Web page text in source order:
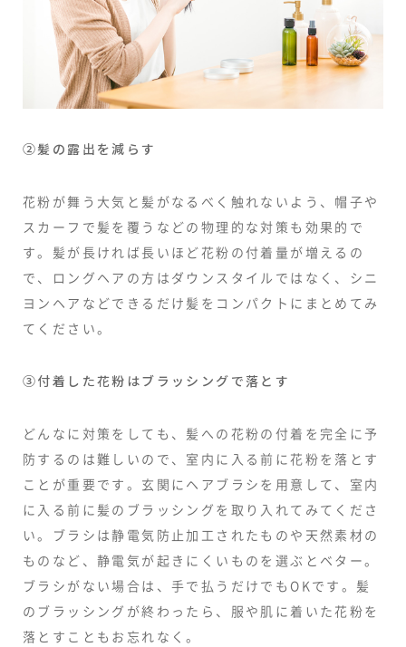
②髪の露出を減らす
花粉が舞う大気と髪がなるべく触れないよう、帽子や
スカーフで髪を覆うなどの物理的な対策も効果的で
す。髪が長ければ長いほど花粉の付着量が増えるの
で、ロングヘアの方はダウンスタイルではなく、シニ
ヨンヘアなどできるだけ髪をコンパクトにまとめてみ
てください。
③付着した花粉はブラッシングで落とす
どんなに対策をしても、髪への花粉の付着を完全に予
防するのは難しいので、室内に入る前に花粉を落とす
ことが重要です。玄関にヘアブラシを用意して、室内
に入る前に髪のブラッシングを取り入れてみてくださ
い。ブラシは静電気防止加工されたものや天然素材の
ものなど、静電気が起きにくいものを選ぶとベター。
ブラシがない場合は、手で払うだけでもOKです。髪
のブラッシングが終わったら、服や肌に着いた花粉を
落とすこともお忘れなく。